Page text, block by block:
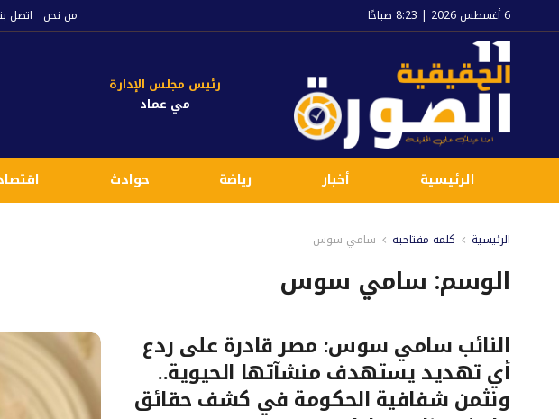
6 أغسطس 2026 | 8:23 صباحًا من نحن اتصل
رئيس مجلس الإدارة
مي عماد
الرئيسية أخبار رياضة حوادث
الرئيسية كلمه مفتاحيه سامي سوس
الوسم: سامي سوس
النائب سامي سوس: مصر قادرة على ردع
أي تهديد يستهدف منشآتها الحيوية..
ونثمن شفافية الحكومة في كشف حقائق